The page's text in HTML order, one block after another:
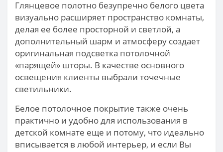
Глянцевое полотно безупречно белого цвета
визуально расширяет пространство комнаты,
делая ее более просторной и светлой, а
дополнительный шарм и атмосферу создает
оригинальная подсветка потолочной
«парящей» шторы. В качестве основного
освещения клиенты выбрали точечные
светильники.
Белое потолочное покрытие также очень
практично и удобно для использования в
детской комнате еще и потому, что идеально
вписывается в любой интерьер, и если Вы